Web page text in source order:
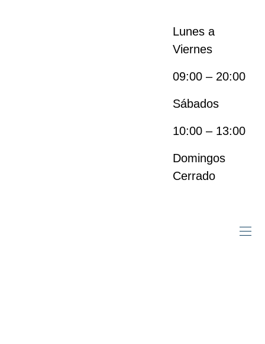
Lunes a
Viernes
09:00 – 20:00
Sábados
10:00 – 13:00
Domingos
Cerrado